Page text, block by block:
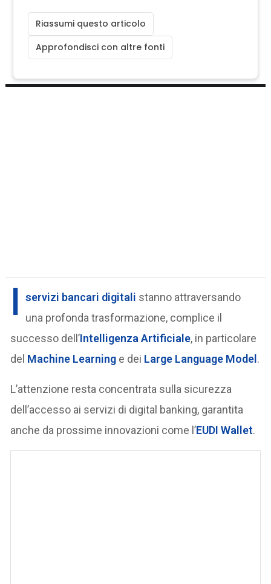
Riassumi questo articolo
Approfondisci con altre fonti
I servizi bancari digitali stanno attraversando
una profonda trasformazione, complice il
successo dell’Intelligenza Artificiale, in particolare
del Machine Learning e dei Large Language Model.
L’attenzione resta concentrata sulla sicurezza
dell’accesso ai servizi di digital banking, garantita
anche da prossime innovazioni come l’EUDI Wallet.